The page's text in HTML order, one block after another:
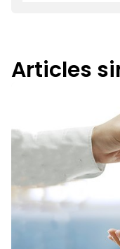
Articles